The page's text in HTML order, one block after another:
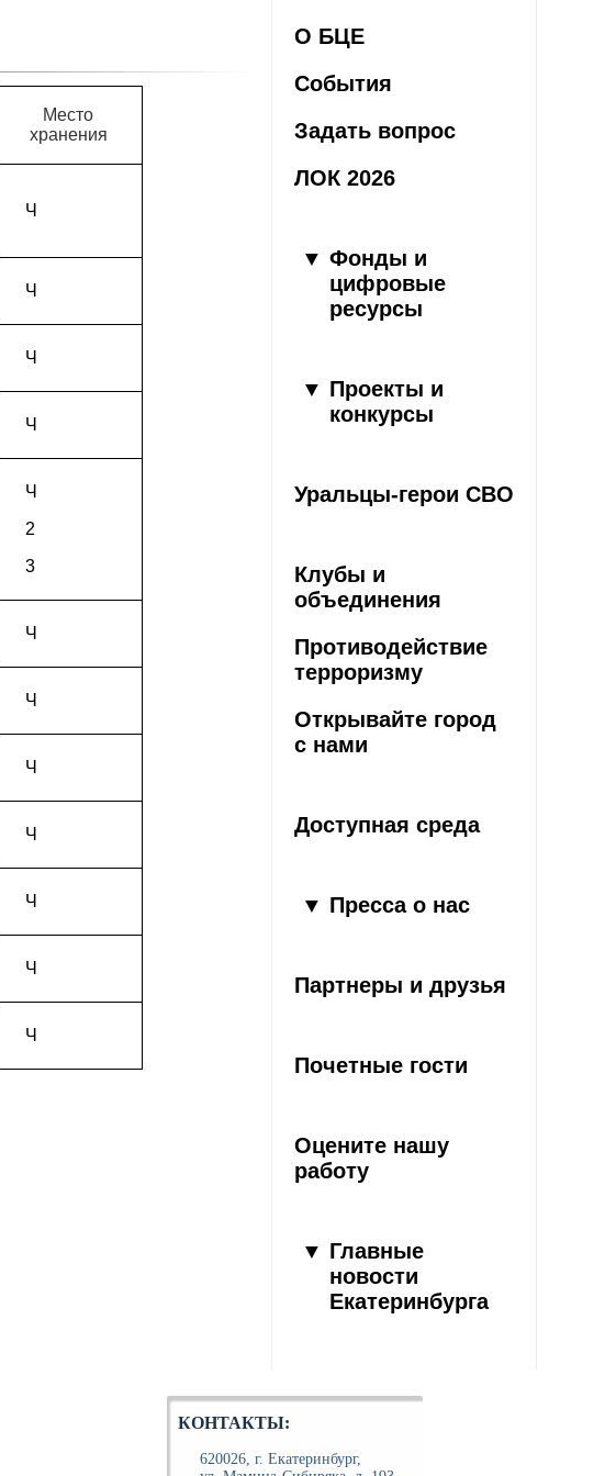
Место
хранения
Ч
Ч
Ч
Ч
Ч
2
3
Ч
Ч
Ч
Ч
Ч
Ч
Ч
О БЦЕ
События
Задать вопрос
ЛОК 2026
Фонды и
цифровые
ресурсы
Проекты и
конкурсы
Уральцы-герои СВО
Клубы и
объединения
Противодействие
терроризму
Открывайте город
с нами
Доступная среда
Пресса о нас
Партнеры и друзья
Почетные гости
Оцените нашу
работу
Главные
новости
Екатеринбурга
КОНТАКТЫ:
620026, г. Екатеринбург,